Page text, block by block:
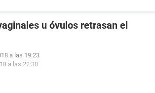
u óvulos retrasan el
a las 19:23
a las 22:30